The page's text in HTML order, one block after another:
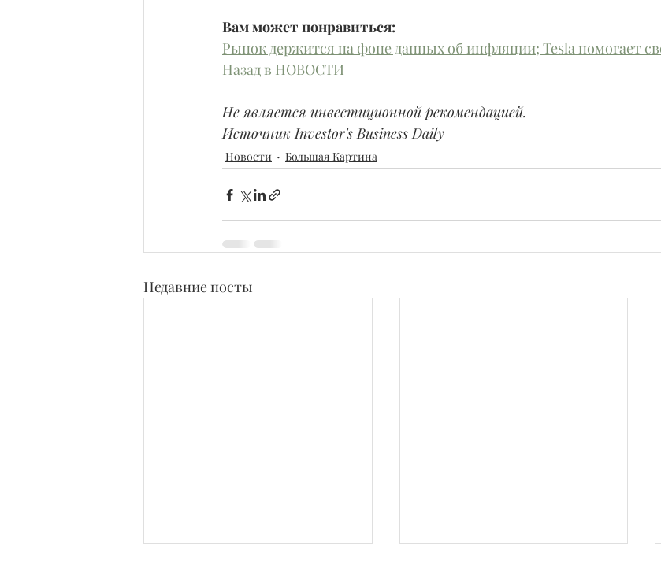
Вам может понравиться:
Рынок держится на фоне данных об инфляции; Tesla помогает
Назад в НОВОСТИ
Не является инвестиционной рекомендацией.
Источник Investor's Business Daily
Новости Большая Картина
Недавние посты